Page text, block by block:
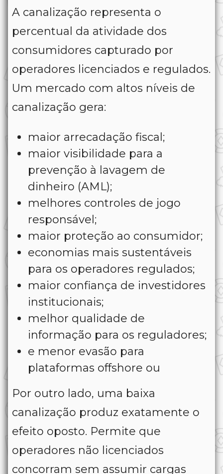
A canalização representa o
percentual da atividade dos
consumidores capturado por
operadores licenciados e regulados.
Um mercado com altos níveis de
canalização gera:
maior arrecadação fiscal;
maior visibilidade para a
prevenção à lavagem de
dinheiro (AML);
melhores controles de jogo
responsável;
maior proteção ao consumidor;
economias mais sustentáveis
para os operadores regulados;
maior confiança de investidores
institucionais;
melhor qualidade de
informação para os reguladores;
e menor evasão para
plataformas offshore ou
Por outro lado, uma baixa
canalização produz exatamente o
efeito oposto. Permite que
operadores não licenciados
concorram sem assumir cargas